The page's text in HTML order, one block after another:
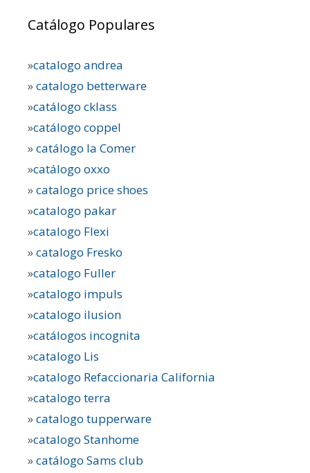
Catálogo Populares
»catalogo andrea
»catalogo betterware
»catálogo cklass
»catálogo coppel
»catálogo la Comer
»catálogo oxxo
»catalogo price shoes
»catalogo pakar
»catalogo Flexi
»catalogo Fresko
»catalogo Fuller
»catalogo impuls
»catalogo ilusion
»catálogos incognita
»catalogo Lis
»catalogo Refaccionaria California
»catalogo terra
»catalogo tupperware
»catalogo Stanhome
»catálogo Sams club